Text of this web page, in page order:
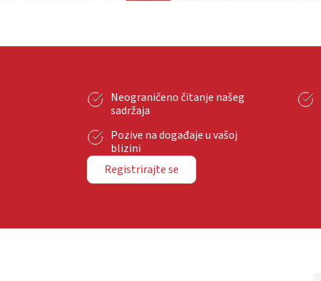
Neograničeno čitanje našeg
sadržaja
Pozive na događaje u vašoj
blizini
Registrirajte se